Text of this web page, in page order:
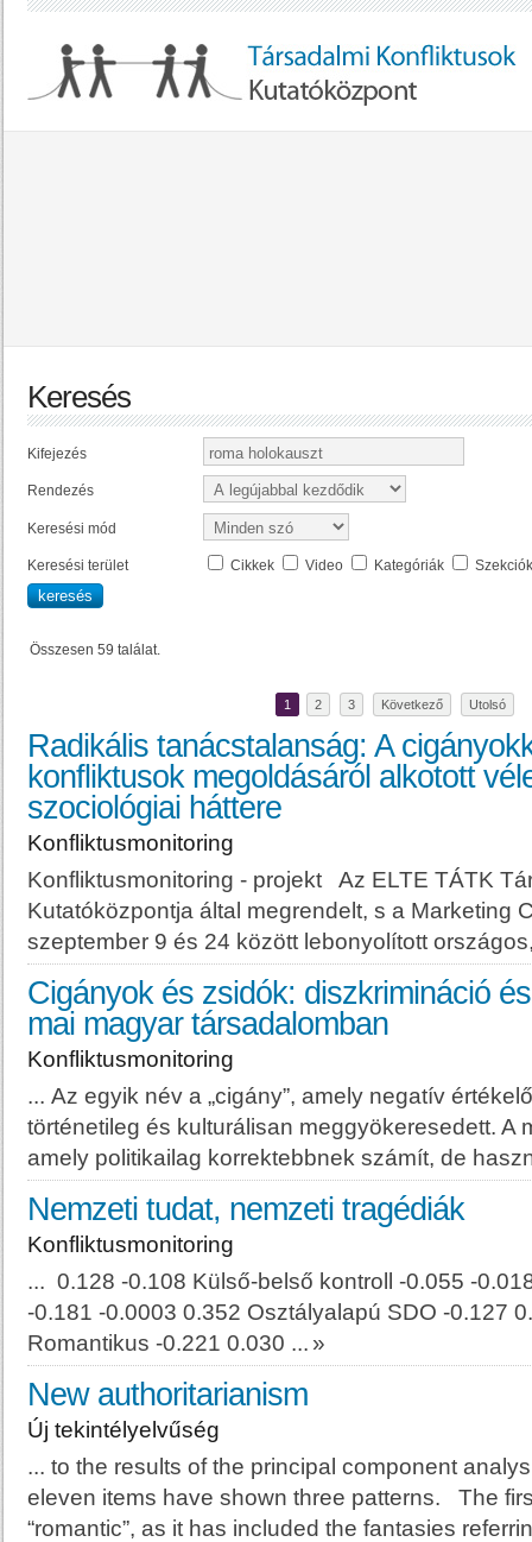
Keresés
Kifejezés
Rendezés
Keresési mód
Keresési terület Cikkek Video Kategóriák Szekciók
Összesen 59 találat.
1 2 3 Következő Utolsó
Radikális tanácstalanság: A
konfliktusok megoldásáról alkotott
szociológiai háttere
Konfliktusmonitoring
Konfliktusmonitoring - projekt Az ELTE TÁTK
Kutatóközpontja által megrendelt, s a Marketing
szeptember 9 és 24 között lebonyolított
Cigányok és zsidók: diszkrimináció
mai magyar társadalomban
Konfliktusmonitoring
... Az egyik név a „cigány”, amely negatív
történetileg és kulturálisan meggyökeresedett. A
amely politikailag korrektebbnek számít, de
Nemzeti tudat, nemzeti tragédiák
Konfliktusmonitoring
... 0.128 -0.108 Külső-belső kontroll -0.055 -
-0.181 -0.0003 0.352 Osztályalapú SDO -0.127
Romantikus -0.221 0.030 ... »
New authoritarianism
Új tekintélyelvűség
... to the results of the principal component
eleven items have shown three patterns. The
“romantic”, as it has included the fantasies